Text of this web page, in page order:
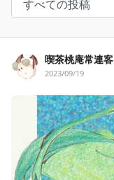
喫茶桃庵常連客
2023/09/19